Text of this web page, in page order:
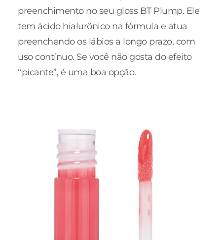
preenchimento no seu gloss BT Plump. Ele
tem ácido hialurônico na fórmula e atua
preenchendo os lábios a longo prazo, com
uso contínuo. Se você não gosta do efeito
“picante”, é uma boa opção.